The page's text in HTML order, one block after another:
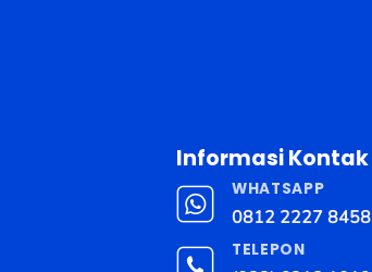
Informasi Kontak
WHATSAPP
0812 2227 8458
TELEPON